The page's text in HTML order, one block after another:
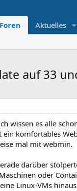
Foren Aktuelles
auf 33
wissen es alle
ein komfortables
mal mit webmin.
darüber
oder
Linux-VMs